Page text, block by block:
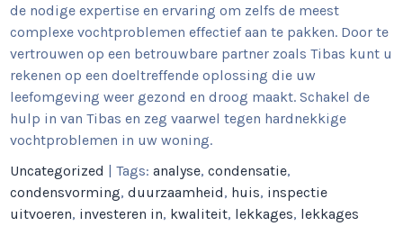
de nodige expertise en ervaring om zelfs de meest
complexe vochtproblemen effectief aan te pakken. Door te
vertrouwen op een betrouwbare partner zoals Tibas kunt u
rekenen op een doeltreffende oplossing die uw
leefomgeving weer gezond en droog maakt. Schakel de
hulp in van Tibas en zeg vaarwel tegen hardnekkige
vochtproblemen in uw woning.
Uncategorized
| Tags:analyse,condensatie,
condensvorming,duurzaamheid, huis, inspectie
uitvoeren, investeren in, kwaliteit, lekkages, lekkages